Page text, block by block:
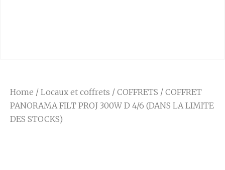
Home / Locaux et coffrets / COFFRETS / COFFRET
PANORAMA FILT PROJ 300W D 4/6 (DANS LA LIMITE
DES STOCKS)